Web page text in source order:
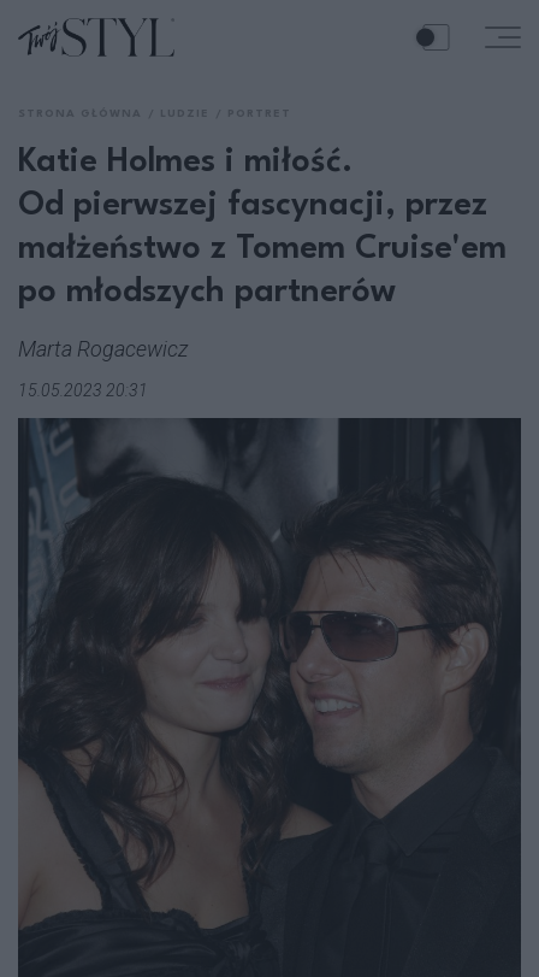
Katie Holmes i miłość.
Od pierwszej fascynacji, przez
małżeństwo z Tomem Cruise'em
po młodszych partnerów
Marta Rogacewicz
15.05.2023 20:31